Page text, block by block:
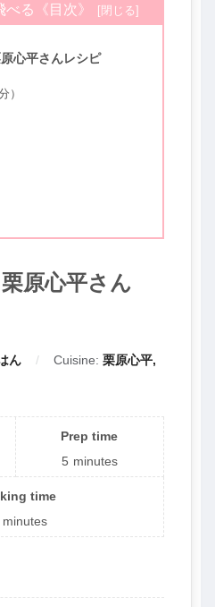
る《目次》
原心平さんレシピ
）
栗原心平さん
ん Cuisine: 栗原心平,
Prep time
5 minutes
time
minutes